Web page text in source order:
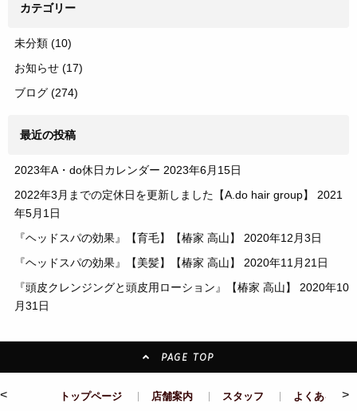
カテゴリー
未分類 (10)
お知らせ (17)
ブログ (274)
最近の投稿
2023年A・do休日カレンダー 2023年6月15日
2022年3月までの定休日を更新しました【A.do hair group】
2021
年5月1日
『ヘッドスパの効果』【育毛】【椿家 高山】
2020年12月3日
『ヘッドスパの効果』【美髪】【椿家 高山】
2020年11月21日
『頭皮クレンジングと頭皮用ローション』【椿家 高山】
2020年10
月31日
PAGE TOP
< トップページ 店舗案内 スタッフ よくある質問
>